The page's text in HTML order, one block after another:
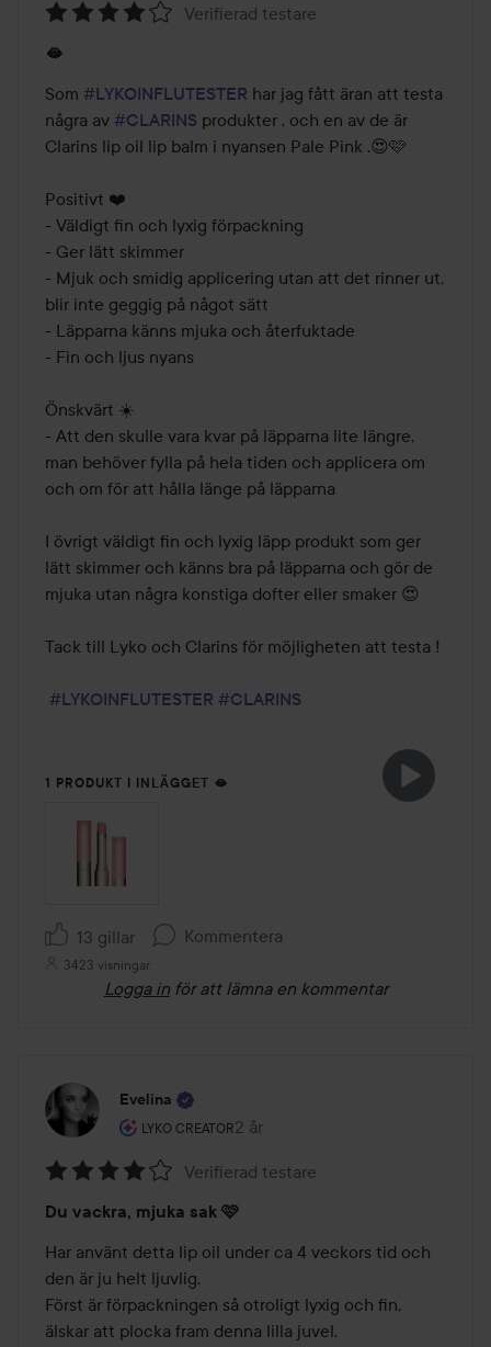
4
av
5
Verifierad testare
🫦
Som #LYKOINFLUTESTER har jag fått äran att testa
några av #CLARINS produkter , och en av de är
Clarins lip oil lip balm i nyansen Pale Pink .😍🩷
Positivt ❤️
- Väldigt fin och lyxig förpackning
- Ger lätt skimmer
- Mjuk och smidig applicering utan att det rinner ut,
blir inte geggig på något sätt
- Läpparna känns mjuka och återfuktade
- Fin och ljus nyans
Önskvärt ☀️
- Att den skulle vara kvar på läpparna lite längre,
man behöver fylla på hela tiden och applicera om
och om för att hålla länge på läpparna
I övrigt väldigt fin och lyxig läpp produkt som ger
lätt skimmer och känns bra på läpparna och gör de
mjuka utan några konstiga dofter eller smaker 😍
Tack till Lyko och Clarins för möjligheten att testa !
#LYKOINFLUTESTER #CLARINS
1 PRODUKT I INLÄGGET 🫦
13 gillar Kommentera
3423 visningar
Logga in för att lämna en kommentar
Evelina
LYKO CREATOR
Användarens roll: Lyko Creator.
2 år
Inlägget skapades 2 år
4
av
5
Verifierad testare
Du vackra, mjuka sak 🩷
Har använt detta lip oil under ca 4 veckors tid och
den är ju helt ljuvlig.
Först är förpackningen så otroligt lyxig och fin,
älskar att plocka fram denna lilla juvel.